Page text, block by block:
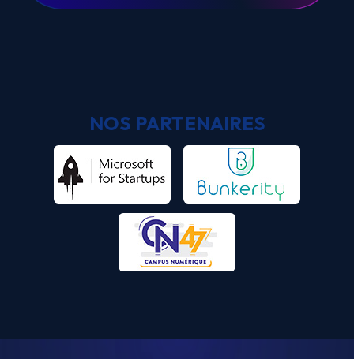
NOS PARTENAIRES